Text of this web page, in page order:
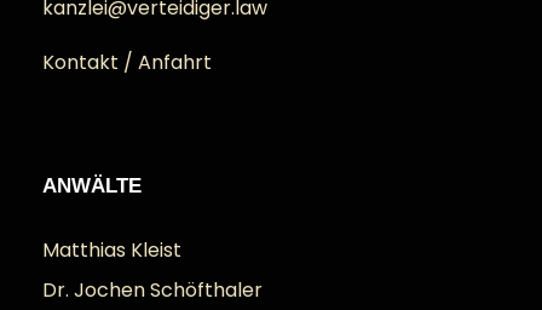
kanzlei@verteidiger.law
Kontakt / Anfahrt
ANWÄLTE
Matthias Kleist
Dr. Jochen Schöfthaler